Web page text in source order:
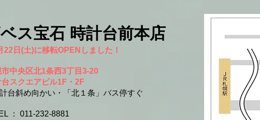
ス宝石 時計台前本店
22日(土)に移転OPENしました！
中央区北1条西3丁目3-20
アビル1F・2F
向かい・「北１条」バス停すぐ
： 011-232-8881